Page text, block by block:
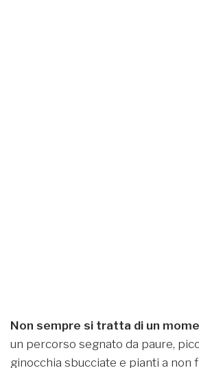
Non sempre si tratta di un
un percorso segnato da paure,
ginocchia sbucciate e pianti a non